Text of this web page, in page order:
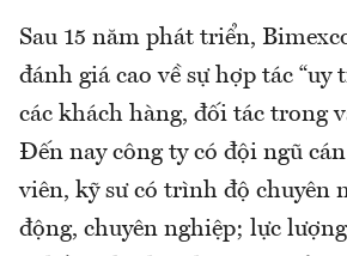
Sau 15 năm phát triển,
đánh giá cao về sự hợp tác “uy
các khách hàng, đối tác trong
Đến nay công ty có đội ngũ
viên, kỹ sư có trình độ chuyên
động, chuyên nghiệp; lực